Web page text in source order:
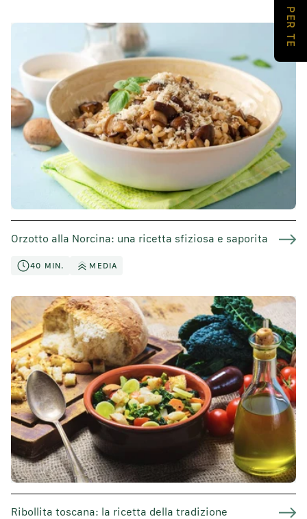
Orzotto alla Norcina: una ricetta sfiziosa e saporita
40 MIN. MEDIA
Ribollita toscana: la ricetta della tradizione